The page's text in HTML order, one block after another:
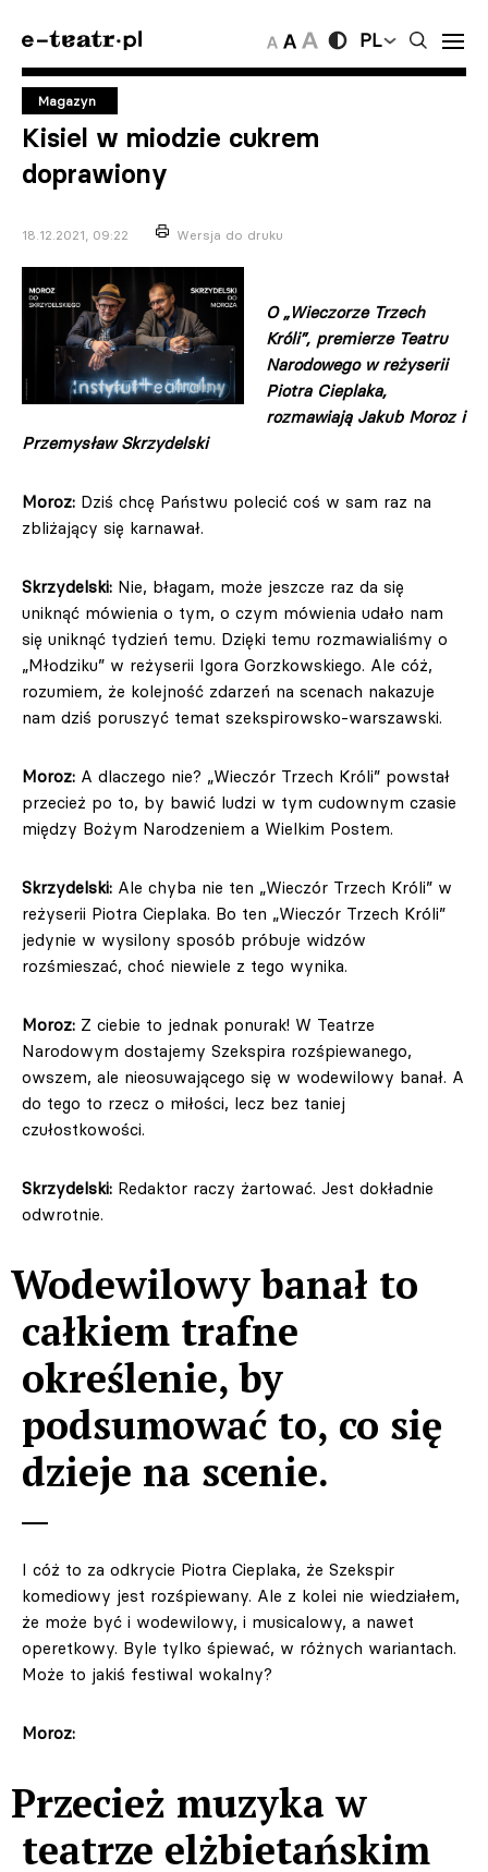
PL
Magazyn
Kisiel w miodzie cukrem
doprawiony
18.12.2021, 09:22 Wersja do druku
O „Wieczorze Trzech
Króli”, premierze Teatru
Narodowego w reżyserii
Piotra Cieplaka,
rozmawiają Jakub Moroz i
Przemysław Skrzydelski
Moroz: Dziś chcę Państwu polecić coś w sam raz na
zbliżający się karnawał.
Skrzydelski: Nie, błagam, może jeszcze raz da się
uniknąć mówienia o tym, o czym mówienia udało nam
się uniknąć tydzień temu. Dzięki temu rozmawialiśmy o
„Młodziku” w reżyserii Igora Gorzkowskiego. Ale cóż,
rozumiem, że kolejność zdarzeń na scenach nakazuje
nam dziś poruszyć temat szekspirowsko-warszawski.
Moroz: A dlaczego nie? „Wieczór Trzech Króli” powstał
przecież po to, by bawić ludzi w tym cudownym czasie
między Bożym Narodzeniem a Wielkim Postem.
Skrzydelski: Ale chyba nie ten „Wieczór Trzech Króli” w
reżyserii Piotra Cieplaka. Bo ten „Wieczór Trzech Króli”
jedynie w wysilony sposób próbuje widzów
rozśmieszać, choć niewiele z tego wynika.
Moroz: Z ciebie to jednak ponurak! W Teatrze
Narodowym dostajemy Szekspira rozśpiewanego,
owszem, ale nieosuwającego się w wodewilowy banał. A
do tego to rzecz o miłości, lecz bez taniej
czułostkowości.
Skrzydelski: Redaktor raczy żartować. Jest dokładnie
odwrotnie.
Wodewilowy banał to
całkiem trafne
określenie, by
podsumować to, co się
dzieje na scenie.
I cóż to za odkrycie Piotra Cieplaka, że Szekspir
komediowy jest rozśpiewany. Ale z kolei nie wiedziałem,
że może być i wodewilowy, i musicalowy, a nawet
operetkowy. Byle tylko śpiewać, w różnych wariantach.
Może to jakiś festiwal wokalny?
Moroz:
Przecież muzyka w
teatrze elżbietańskim